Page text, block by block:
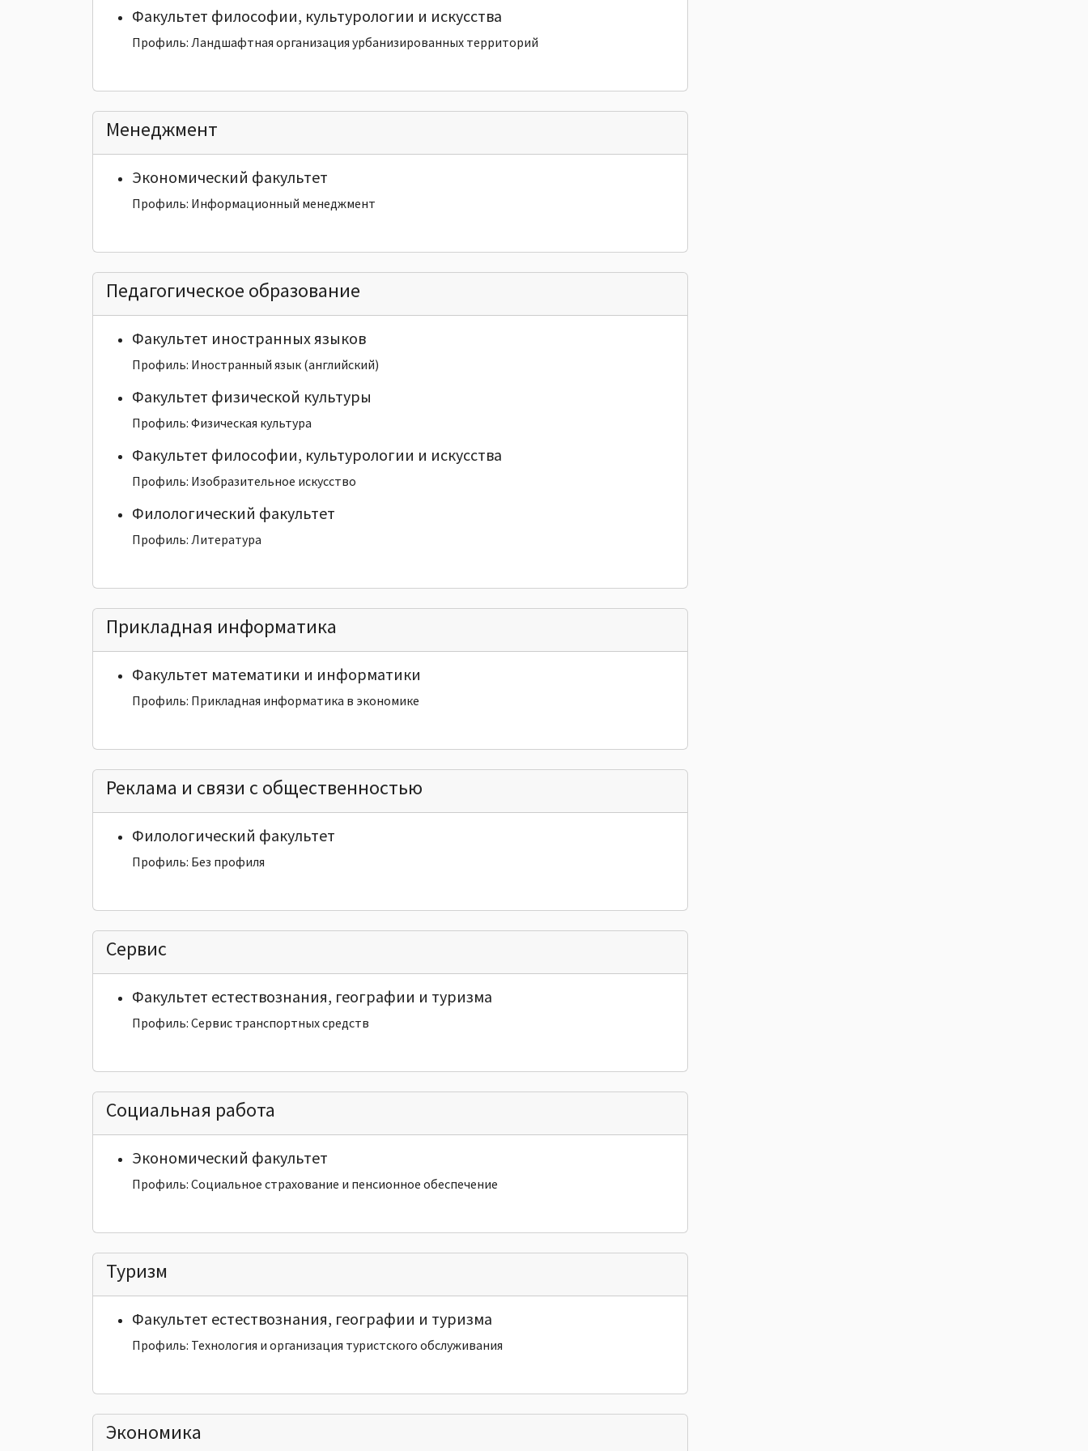
Факультет философии, культурологии и искусства
Профиль: Ландшафтная организация урбанизированных территорий
Менеджмент
Экономический факультет
Профиль: Информационный менеджмент
Педагогическое образование
Факультет иностранных языков
Профиль: Иностранный язык (английский)
Факультет физической культуры
Профиль: Физическая культура
Факультет философии, культурологии и искусства
Профиль: Изобразительное искусство
Филологический факультет
Профиль: Литература
Прикладная информатика
Факультет математики и информатики
Профиль: Прикладная информатика в экономике
Реклама и связи с общественностью
Филологический факультет
Профиль: Без профиля
Сервис
Факультет естествознания, географии и туризма
Профиль: Сервис транспортных средств
Социальная работа
Экономический факультет
Профиль: Социальное страхование и пенсионное обеспечение
Туризм
Факультет естествознания, географии и туризма
Профиль: Технология и организация туристского обслуживания
Экономика